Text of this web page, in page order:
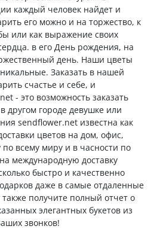
каждый человек найдет и
его можно и на торжество, к
или как выражение своих
в его День рождения, на
день. Наши цветы
Заказать в нашей
счастье и себе, и
- это возможность заказать
другом городе девушке или
sendflower.net известна как
цветов на дом, офис,
всему миру и в часности по
международную доставку
быстро и качественно
даже в самые отдаленные
получите полный отчет о
элегантных букетов из
звонков!